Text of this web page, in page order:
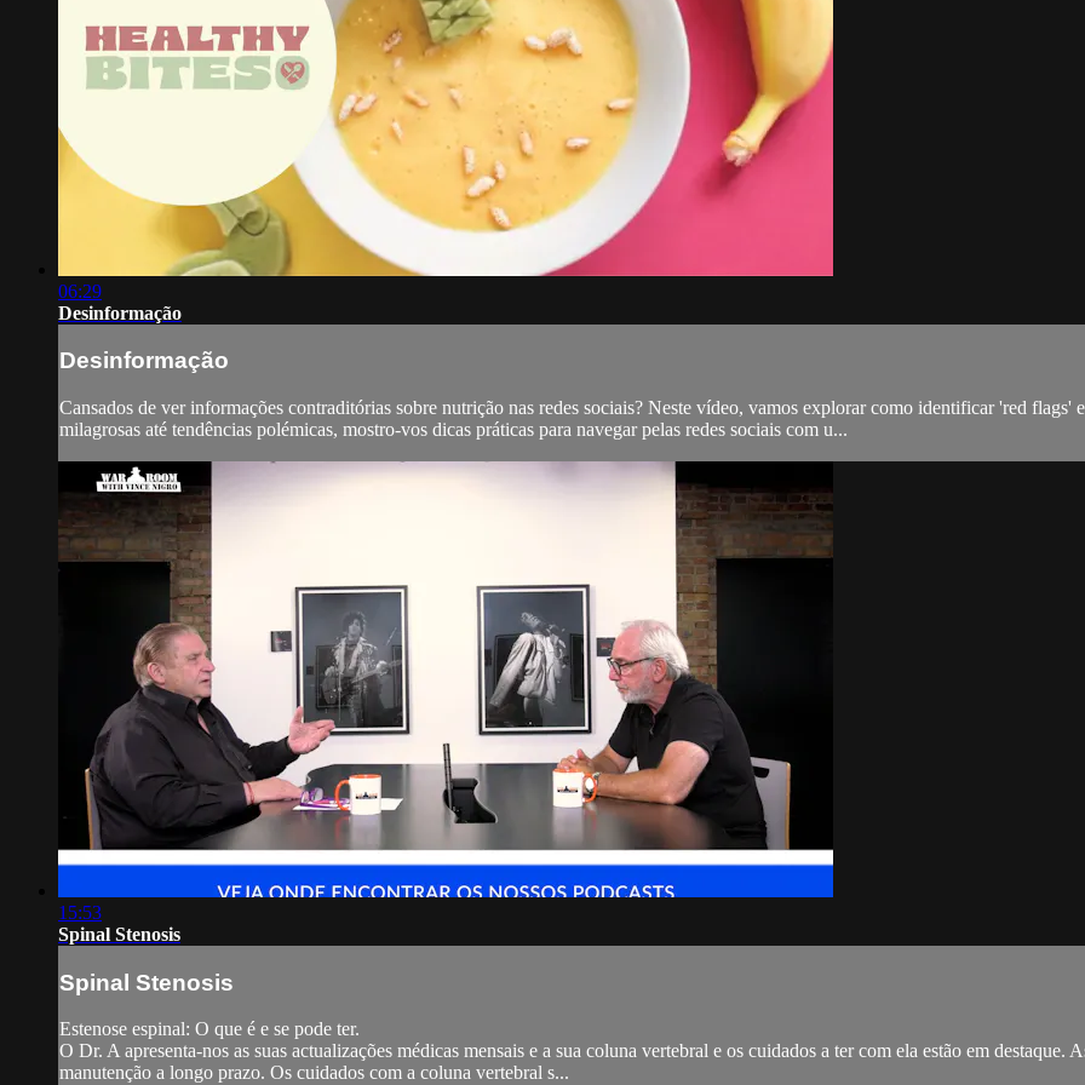
06:29
Desinformação
Desinformação
Cansados de ver informações contraditórias sobre nutrição nas redes sociais? Neste vídeo, vamos explorar como identificar 'red flags'
milagrosas até tendências polémicas, mostro-vos dicas práticas para navegar pelas redes sociais com u...
15:53
Spinal Stenosis
Spinal Stenosis
Estenose espinal: O que é e se pode ter.
O Dr. A apresenta-nos as suas actualizações médicas mensais e a sua coluna vertebral e os cuidados a ter com ela estão em destaque.
manutenção a longo prazo. Os cuidados com a coluna vertebral s...